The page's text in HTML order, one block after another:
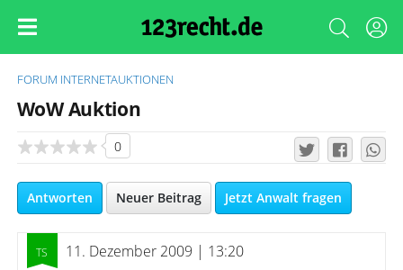
FORUM INTERNETAUKTIONEN
WoW Auktion
0
Antworten Neuer Beitrag Jetzt Anwalt fragen
11. Dezember 2009 | 13:20